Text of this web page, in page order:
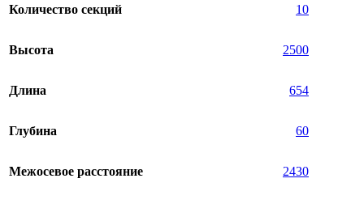
Количество секций 10
Высота 2500
Длина 654
Глубина 60
Межосевое расстояние 2430